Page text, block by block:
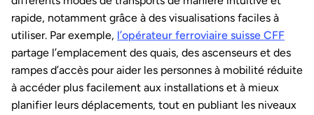
rapide, notamment grâce à des visualisations faciles à
utiliser. Par exemple, l’opérateur ferroviaire suisse CFF
partage l’emplacement des quais, des ascenseurs et des
rampes d’accès pour aider les personnes à mobilité réduite
à accéder plus facilement aux installations et à mieux
planifier leurs déplacements, tout en publiant les niveaux